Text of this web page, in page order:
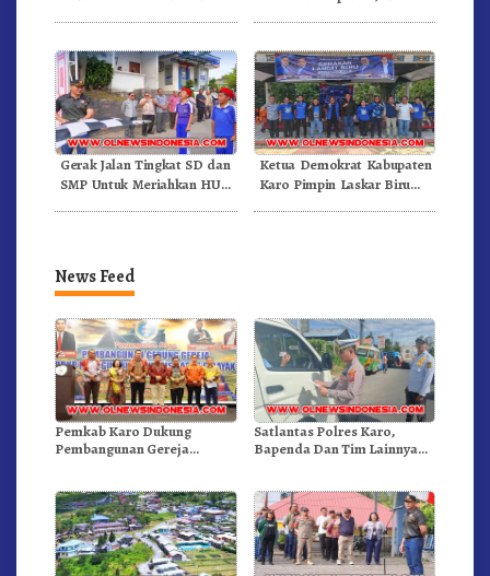
Gerak Jalan Tingkat SD dan
SMP Untuk Meriahkan HUT
Ketua Demokrat Kabupaten
Karo Pimpin Laskar Biru
News Feed
Pemkab Karo Dukung
Pembangunan Gereja
Satlantas Polres Karo,
Bapenda Dan Tim Lainnya